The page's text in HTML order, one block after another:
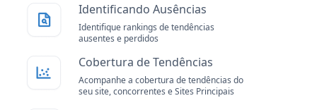
Identificando Ausências
Identifique rankings de tendências
ausentes e perdidos
Cobertura de Tendências
Acompanhe a cobertura de tendências do
seu site, concorrentes e Sites Principais